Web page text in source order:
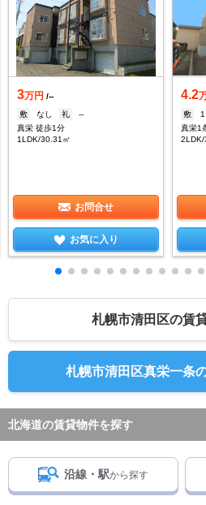
3万円 /--
敷
なし 礼
--
真栄 徒歩1分
1LDK/30.31㎡
お問合せ
お気に入り
4.2
敷
真栄1
2LDK/
札幌市清田区の賃
札幌市清田区真栄一条
北海道の賃貸物件を探す
沿線・駅から探す